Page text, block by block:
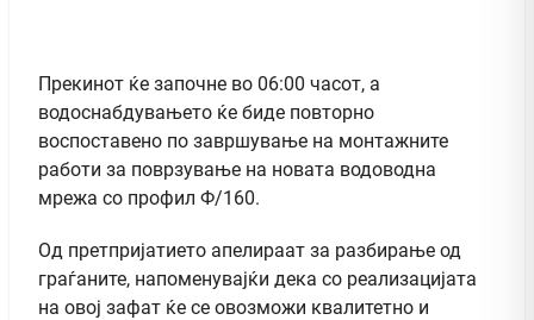
Прекинот ќе започне во 06:00 часот, а
водоснабдувањето ќе биде повторно
воспоставено по завршување на монтажните
работи за поврзување на новата водоводна
мрежа со профил Ф/160.
Од претпријатието апелираат за разбирање од
граѓаните, напоменувајќи дека со реализацијата
на овој зафат ќе се овозможи квалитетно и